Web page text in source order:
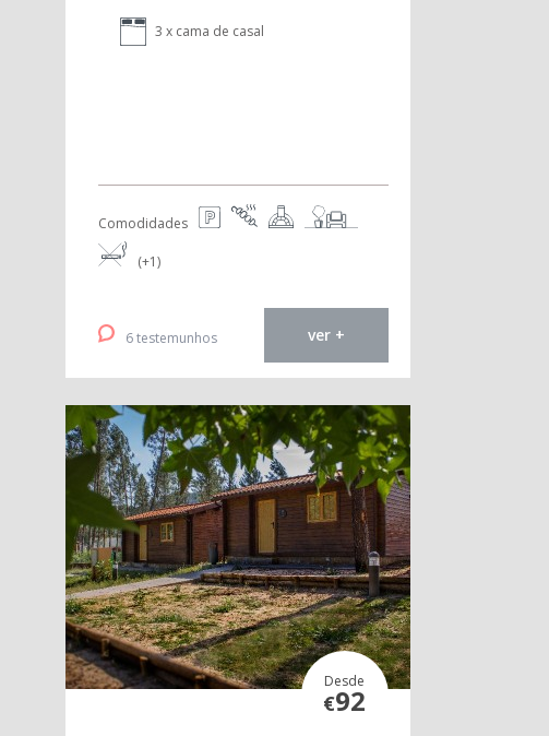
3 x cama de casal
Comodidades
(+1)
6 testemunhos ver +
Desde
€92